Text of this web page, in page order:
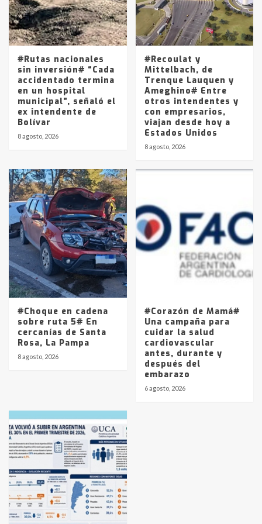
5
Los precios de los combustibles en
La Pampa, desde YPF hasta Axion
entre 857 a 1338 pesos
#Rutas nacionales
sin inversión# “Cada
accidentado termina
en un hospital
municipal”, señaló el
ex intendente de
Bolívar
8 agosto, 2026
#Recoulat y
Mittelbach, de
Trenque Lauquen y
Ameghino# Entre
otros intendentes y
con empresarios,
viajan desde hoy a
Estados Unidos
8 agosto, 2026
#Choque en cadena
sobre ruta 5# En
cercanías de Santa
Rosa, La Pampa
8 agosto, 2026
#Corazón de Mamá#
Una campaña para
cuidar la salud
cardiovascular
antes, durante y
después del
embarazo
6 agosto, 2026